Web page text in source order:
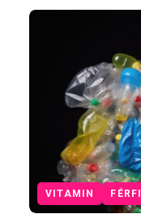
VITAMIN FÉRFI